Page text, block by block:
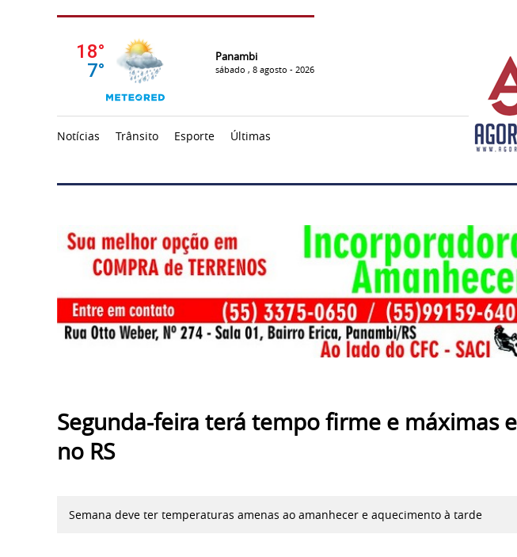
Panambi
sábado , 8 agosto - 2026
Notícias Trânsito Esporte
Últimas
Segunda-feira terá tempo firme e máximas
no RS
Semana deve ter temperaturas amenas ao amanhecer e aquecimento à tarde